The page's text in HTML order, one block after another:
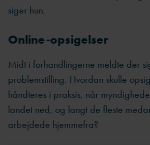
siger hun.
Online-opsigelser
Midt i forhandlingerne meldte der
problemstilling. Hvordan skulle
håndteres i praksis, når
landet ned, og langt de fleste
arbejdede hjemmefra?